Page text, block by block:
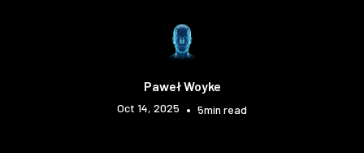
Paweł Woyke
Oct 14, 2025 • 5min read